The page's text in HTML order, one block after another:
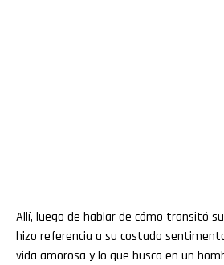
Allí, luego de hablar de cómo transitó
hizo referencia a su costado
vida amorosa y lo que busca en un